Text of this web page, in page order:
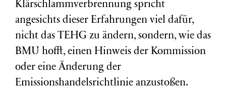
Klärschlammverbrennung spricht
angesichts dieser Erfahrungen viel dafür,
nicht das TEHG zu ändern, sondern, wie das
BMU hofft, einen Hinweis der Kommission
oder eine Änderung der
Emissionshandelsrichtlinie anzustoßen.